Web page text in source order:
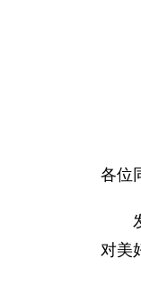
各位
对美